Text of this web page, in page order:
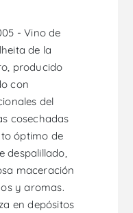
- Vino de
de la
producido
con
del
cosechadas
óptimo de
despalillado,
maceración
y aromas.
en depósitos